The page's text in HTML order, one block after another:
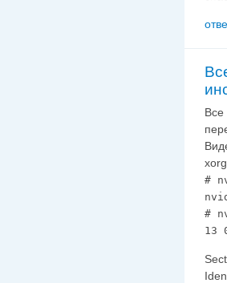
Все
#
#
13